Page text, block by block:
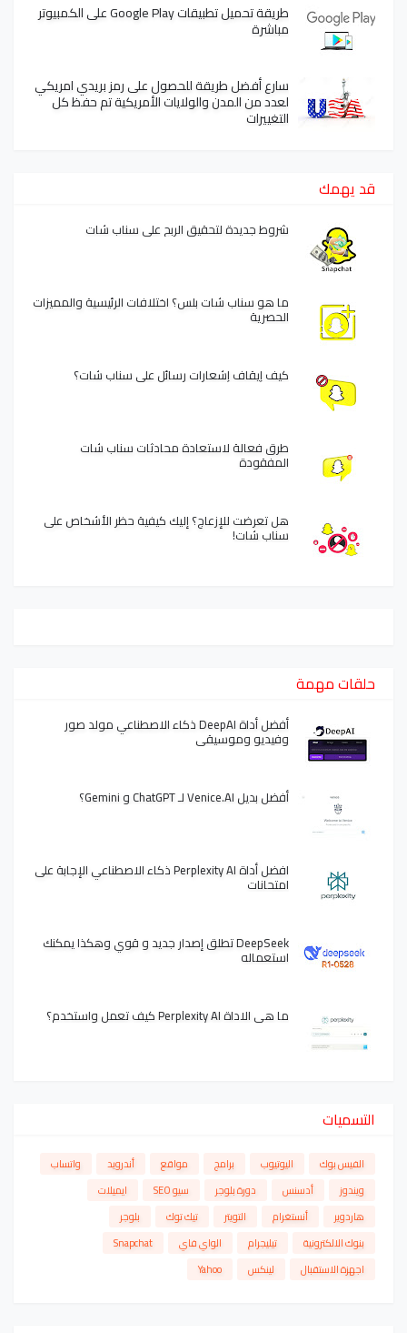
طريقة تحميل تطبيقات Google Play على الكمبيوتر
مباشرة
سارع أفضل طريقة للحصول على رمز بريدي امريكي
لعدد من المدن والولايات الأمريكية تم حفظ كل
التغييرات
قد يهمك
شروط جديدة لتحقيق الربح على سناب شات
ما هو سناب شات بلس؟ اختلافات الرئيسية والمميزات
الحصرية
كيف إيقاف إشعارات رسائل على سناب شات؟
طرق فعالة لاستعادة محادثات سناب شات
المفقودة
هل تعرضت للإزعاج؟ إليك كيفية حظر الأشخاص على
سناب شات!
حلقات مهمة
أفضل أداة DeepAI ذكاء الاصطناعي مولد صور
وفيديو وموسيقى
أفضل بديل Venice.AI لـ ChatGPT و Gemini؟
افضل أداة Perplexity AI ذكاء الاصطناعي الإجابة على
امتحانات
DeepSeek تطلق إصدار جديد و قوي وهكذا يمكنك
استعماله
ما هي الاداة Perplexity AI كيف تعمل واستخدم؟
التسميات
الفيس بوك اليوتيوب برامج مواقع أندرويد
واتساب
ويندوز
أدسنس دورة بلوجر سيو SEO
ايميلات
هاردوير
أنستغرام التويتر تيك توك
بلوجر
بنوك الالكترونية
تيليجرام الواي فاي
Snapchat
اجهزة الاستقبال
لينكس Yahoo